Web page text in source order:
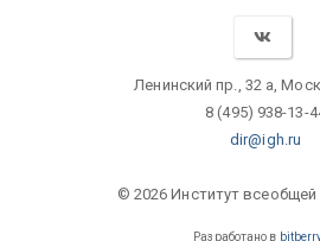
Ленинский пр., 32 а,
8 (495) 938-13-
dir@igh.ru
© 2026 Институт
Разработано в